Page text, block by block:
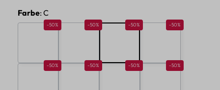
Farbeauswählen
: C
Rabatt 50%
-50% Rabatt 50%
-50% Rabatt 50%
-50% Rabatt 50%
-50%
Rabatt 50%
-50% Rabatt 50%
-50% Rabatt 50%
-50% Rabatt 50%
-50%